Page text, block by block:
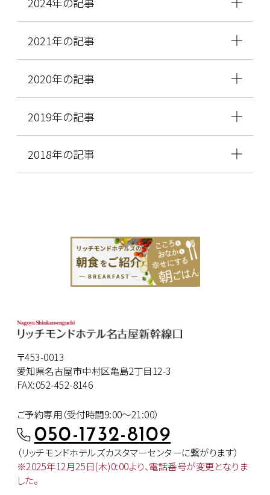
2021年の記事
2020年の記事
2019年の記事
2018年の記事
〒453-0013
愛知県名古屋市中村区亀島2丁目12-3
FAX:052-452-8146
ご予約専用（受付時間9:00～21:00）
050-1732-8109
（リッチモンドホテルズカスタマーセンターに繋がります）
※2025年12月25日(木)0:00より、電話番号が変更となりま
した。